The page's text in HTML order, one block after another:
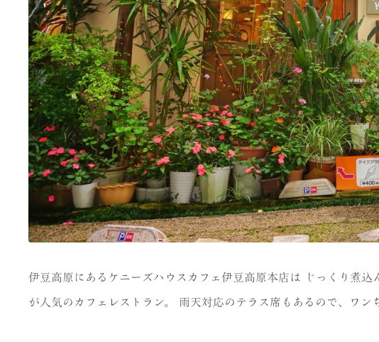
伊豆高原にあるケニーズハウスカフェ伊豆高原本店は じっくり煮
が人気のカフェレストラン。 雨天対応のテラス席もあるので、ワン